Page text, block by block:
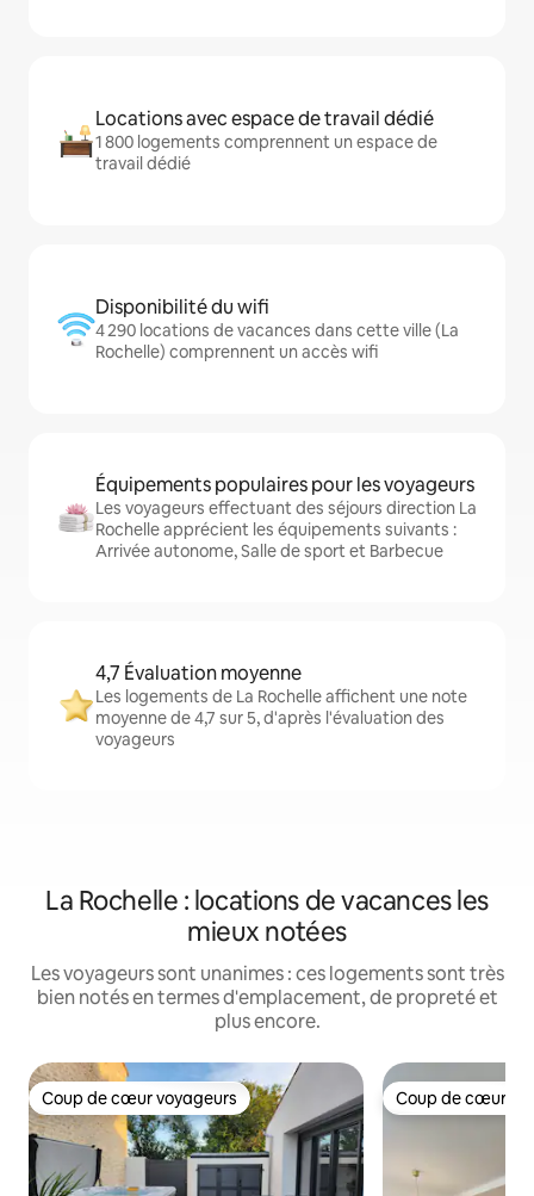
Locations avec espace de travail dédié
1 800 logements comprennent un espace de
travail dédié
Disponibilité du wifi
4 290 locations de vacances dans cette ville (La
Rochelle) comprennent un accès wifi
Équipements populaires pour les voyageurs
Les voyageurs effectuant des séjours direction La
Rochelle apprécient les équipements suivants :
Arrivée autonome, Salle de sport et Barbecue
4,7 Évaluation moyenne
Les logements de La Rochelle affichent une note
moyenne de 4,7 sur 5, d'après l'évaluation des
voyageurs
La Rochelle : locations de vacances les
mieux notées
Les voyageurs sont unanimes : ces logements sont très
bien notés en termes d'emplacement, de propreté et
plus encore.
Coup de cœur voyageurs
Coup de cœur voyageurs Coup de cœur
Coup de cœur